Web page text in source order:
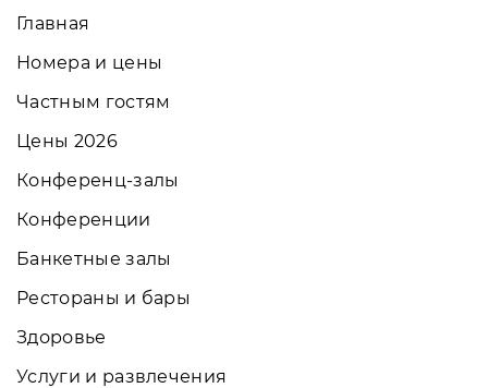
Главная
Номера и цены
Частным гостям
Цены 2026
Конференц-залы
Конференции
Банкетные залы
Рестораны и бары
Здоровье
Услуги и развлечения